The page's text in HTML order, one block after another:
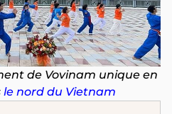
de Vovinam unique en
le nord du Vietnam